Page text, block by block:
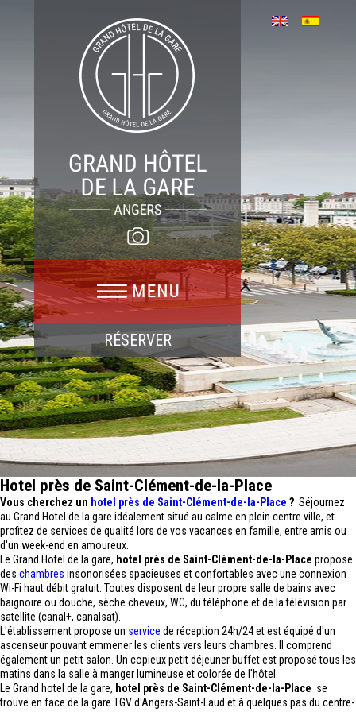
RÉSERVER
Hotel près de Saint-Clément-de-la-Place
Vous cherchez un hotel près de Saint-Clément-de-la-Place ? Séjournez
au Grand Hotel de la gare idéalement situé au calme en plein centre ville, et
profitez de services de qualité lors de vos vacances en famille, entre amis ou
d'un week-end en amoureux.
Le Grand Hotel de la gare, hotel près de Saint-Clément-de-la-Place propose
des chambres insonorisées spacieuses et confortables avec une connexion
Wi-Fi haut débit gratuit. Toutes disposent de leur propre salle de bains avec
baignoire ou douche, sèche cheveux, WC, du téléphone et de la télévision par
satellite (canal+, canalsat).
L'établissement propose un service de réception 24h/24 et est équipé d'un
ascenseur pouvant emmener les clients vers leurs chambres. Il comprend
également un petit salon. Un copieux petit déjeuner buffet est proposé tous les
matins dans la salle à manger lumineuse et colorée de l'hôtel.
Le Grand hotel de la gare, hotel près de Saint-Clément-de-la-Place se
trouve en face de la gare TGV d'Angers-Saint-Laud et à quelques pas du centre-